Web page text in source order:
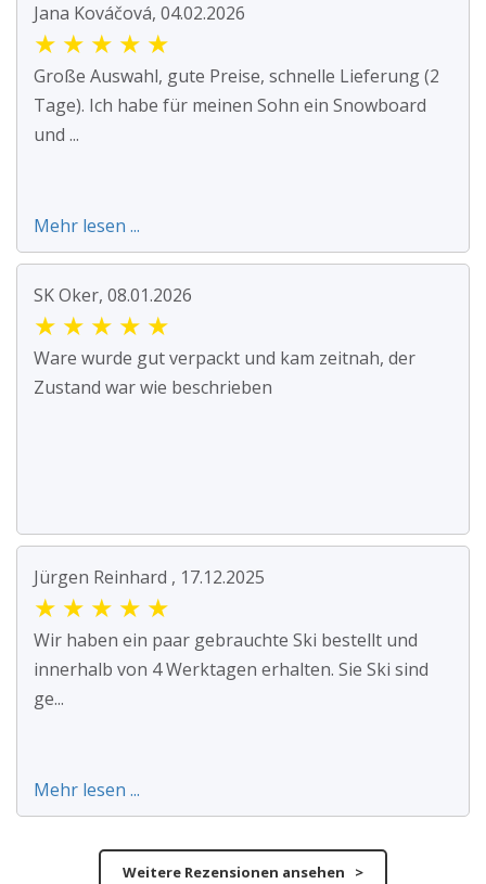
Jana Kováčová, 04.02.2026
★ ★ ★ ★ ★
Große Auswahl, gute Preise, schnelle Lieferung (2
Tage). Ich habe für meinen Sohn ein Snowboard
und ...
Mehr lesen ...
SK Oker, 08.01.2026
★ ★ ★ ★ ★
Ware wurde gut verpackt und kam zeitnah, der
Zustand war wie beschrieben
Jürgen Reinhard , 17.12.2025
★ ★ ★ ★ ★
Wir haben ein paar gebrauchte Ski bestellt und
innerhalb von 4 Werktagen erhalten. Sie Ski sind
ge...
Mehr lesen ...
Weitere Rezensionen ansehen >